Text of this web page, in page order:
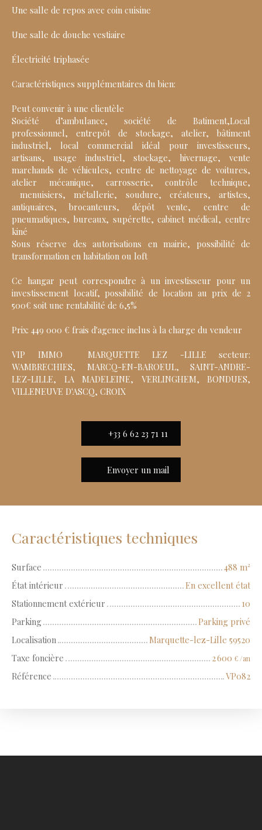
Une salle de repos avec coin cuisine
Une salle de douche vestiaire
Électricité triphasée
Caractéristiques supplémentaires du bien:
Peut convenir à une clientèle
Société d’ambulance, société de Batiment,Local
professionnel, entrepôt de stockage, atelier, bâtiment
industriel, local commercial idéal pour investisseurs,
artisans, usage industriel, stockage, hivernage, vente
marchands de véhicules, centre de nettoyage de voitures,
atelier mécanique, carrosserie, contrôle technique,
menuisiers, métallerie, soudure, créateurs, artistes,
antiquaires, brocanteurs, dépôt vente, centre de
pneumatiques, bureaux, supérette, cabinet médical, centre
kiné
Sous réserve des autorisations en mairie, possibilité de
transformation en habitation ou loft
Ce hangar peut correspondre à un investisseur pour un
investissement locatif, possibilité de location au prix de 2
500€ soit une rentabilité de 6,5%
Prix: 449 000 € frais d'agence inclus à la charge du vendeur
VIP IMMO MARQUETTE LEZ -LILLE secteur:
WAMBRECHIES, MARCQ-EN-BAROEUL, SAINT-ANDRE-
LEZ-LILLE, LA MADELEINE, VERLINGHEM, BONDUES,
VILLENEUVE D'ASCQ, CROIX
+33 6 62 23 71 11
Envoyer un mail
Caractéristiques techniques
Surface 488 m²
État intérieur
En excellent état
Stationnement extérieur
10
Parking
Parking privé
Localisation
Marquette-lez-Lille 59520
Taxe foncière
2 600 € /an
Référence VP082